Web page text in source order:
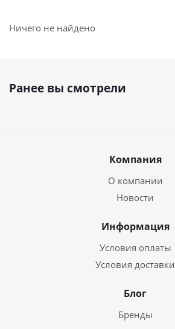
Ничего не найдено
Ранее вы смотрели
Компания
О компании
Новости
Информация
Условия оплаты
Условия доставки
Блог
Бренды